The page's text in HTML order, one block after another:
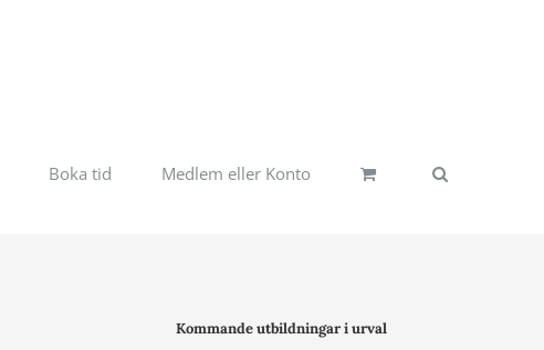
Boka tid Medlem eller Konto
Kommande utbildningar i urval